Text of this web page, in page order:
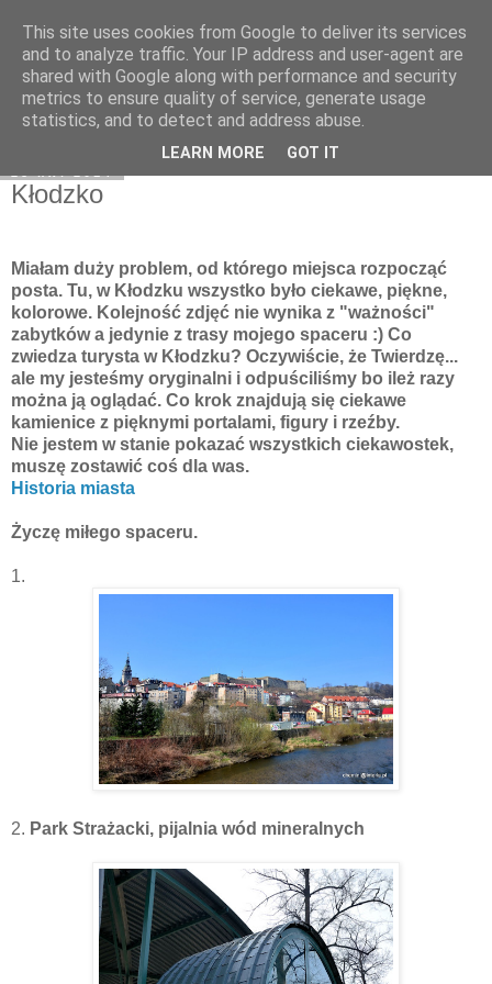
Moje miejsce
Kłodzko
Miałam duży problem, od którego miejsca rozpocząć
posta. Tu, w Kłodzku wszystko było ciekawe, piękne,
kolorowe. Kolejność zdjęć nie wynika z "ważności"
zabytków a jedynie z trasy mojego spaceru :) Co
zwiedza turysta w Kłodzku? Oczywiście, że Twierdzę...
ale my jesteśmy oryginalni i odpuściliśmy bo ileż razy
można ją oglądać. Co krok znajdują się ciekawe
kamienice z pięknymi portalami, figury i rzeźby.
Nie jestem w stanie pokazać wszystkich ciekawostek,
muszę zostawić coś dla was.
Historia miasta
Życzę miłego spaceru.
1.
2. Park Strażacki, pijalnia wód mineralnych
This site uses cookies from Google to deliver its services
and to analyze traffic. Your IP address and user-agent are
shared with Google along with performance and security
metrics to ensure quality of service, generate usage
statistics, and to detect and address abuse.
LEARN MORE GOT IT